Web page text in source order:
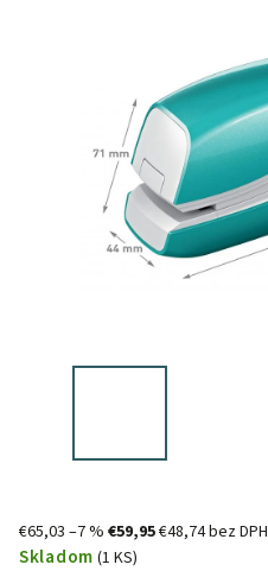
€65,03 –7 % €59,95€48,74 bez DPH
Skladom (1 KS)